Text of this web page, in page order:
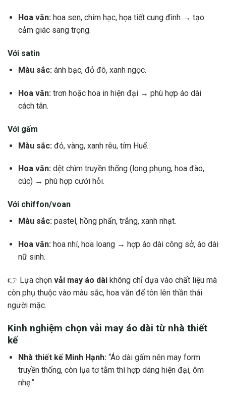
Hoa văn:hoa sen, chim hạc, họa tiết cung đình → tạo
cảm giác sang trọng.
Với satin
Màu sắc:ánh bạc, đỏ đô, xanh ngọc.
Hoa văn:trơn hoặc hoa in hiện đại → phù hợp áo dài
cách tân.
Với gấm
Màu sắc: đỏ, vàng, xanh rêu, tím Huế.
Hoa văn:dệt chìm truyền thống (long phụng, hoa đào,
cúc) → phù hợp cưới hỏi.
Với chiffon/voan
Màu sắc:pastel, hồng phấn, trắng, xanh nhạt.
Hoa văn:hoa nhí, hoa loang → hợp áo dài công sở, áo dài
nữ sinh.
👉 Lựa chọn vải may áo dài không chỉ dựa vào chất liệu mà
còn phụ thuộc vào màu sắc, hoa văn để tôn lên thần thái
người mặc.
Kinh nghiệm chọn vải may áo dài từ nhà thiết
kế
Nhà thiết kế Minh Hạnh:“Áo dài gấm nên may form
truyền thống, còn lụa tơ tằm thì hợp dáng hiện đại, ôm
nhẹ.”